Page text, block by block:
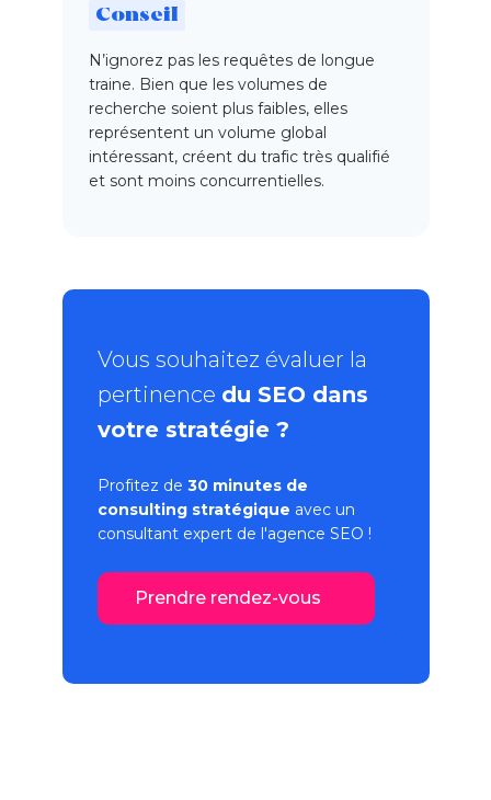
Conseil
N’ignorez pas les requêtes de longue
traine. Bien que les volumes de
recherche soient plus faibles, elles
représentent un volume global
intéressant, créent du trafic très qualifié
et sont moins concurrentielles.
Vous souhaitez évaluer la
pertinence du SEO dans
votre stratégie ?
Profitez de 30 minutes de
consulting stratégique avec un
consultant expert de l'agence SEO !
Prendre rendez-vous